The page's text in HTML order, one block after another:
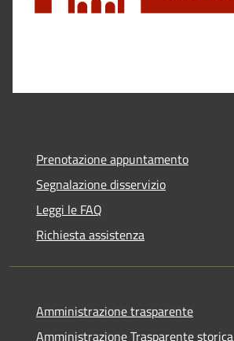
Prenotazione appuntamento
Segnalazione disservizio
Leggi le FAQ
Richiesta assistenza
Amministrazione trasparente
Amministrazione Trasparente storica